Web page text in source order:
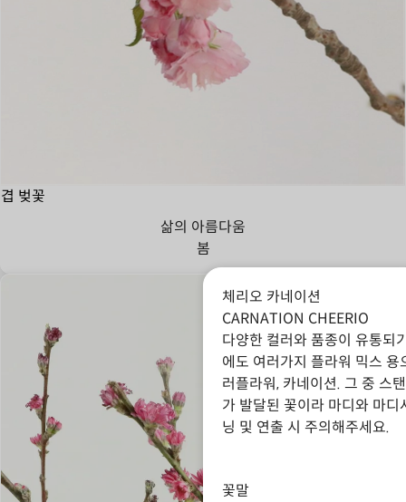
겹 벚꽃
삶의 아름다움
봄
체리오 카네이션
CARNATION CHEERIO
다양한 컬러와 품종이 유통되
에도 여러가지 플라워 믹스
러플라워, 카네이션. 그 중 스
가 발달된 꽃이라 마디와 마
닝 및 연출 시 주의해주세요.
꽃말